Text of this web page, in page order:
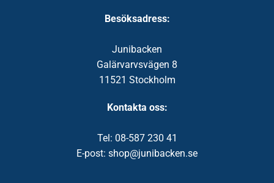
Besöksadress:
Junibacken
Galärvarvsvägen 8
11521 Stockholm
Kontakta oss:
Tel: 08-587 230 41
E-post: shop@junibacken.se